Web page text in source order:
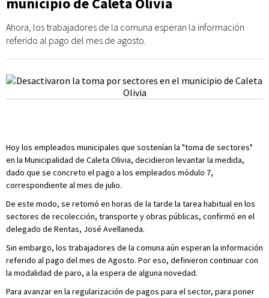
Ahora, los trabajadores de la comuna esperan la información
referido al pago del mes de agosto.
Hoy los empleados municipales que sostenían la "toma de sectores"
en la Municipalidad de Caleta Olivia, decidieron levantar la medida,
dado que se concreto el pago a los empleados módulo 7,
correspondiente al mes de julio.
De este modo, se retomó en horas de la tarde la tarea habitual en los
sectores de recolección, transporte y obras públicas, confirmó en el
delegado de Rentas, José Avellaneda.
Sin embargo, los trabajadores de la comuna aún esperan la información
referido al pago del mes de Agosto. Por eso, definieron continuar con
la modalidad de paro, a la espera de alguna novedad.
Para avanzar en la regularización de pagos para el sector, para poner